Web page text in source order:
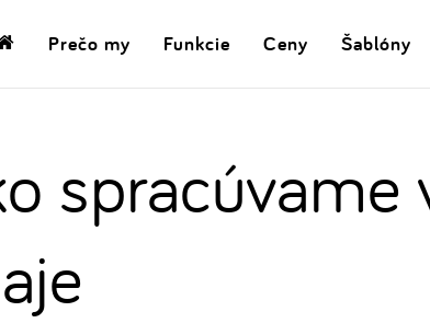
Prečo my Funkcie Ceny Šablóny
spracúvame